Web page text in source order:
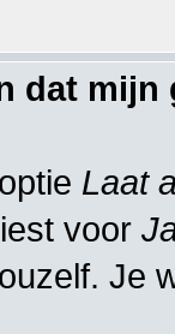
dat
Laat
voor
Je